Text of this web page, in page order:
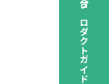
総合プロダクトガイド